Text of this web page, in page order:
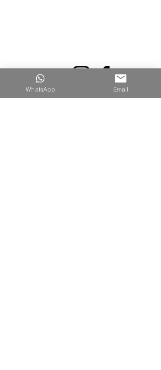
WhatsApp Email